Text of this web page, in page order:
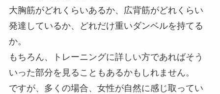
大胸筋がどれくらいあるか、広背筋がどれくらい
発達しているか、どれだけ重いダンベルを持てる
か。
もちろん、トレーニングに詳しい方であればそう
いった部分を見ることもあるかもしれません。
ですが、多くの場合、女性が自然に感じ取ってい